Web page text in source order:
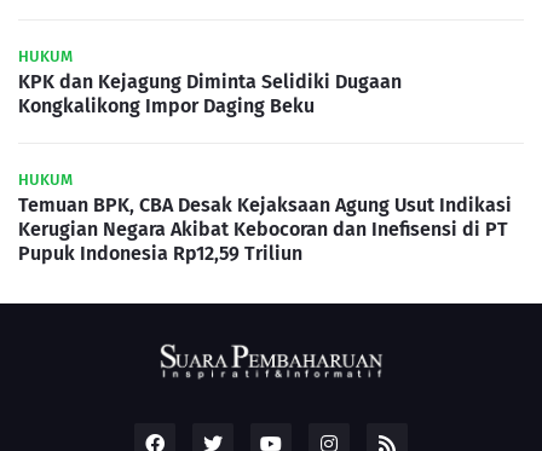
HUKUM
KPK dan Kejagung Diminta Selidiki Dugaan
Kongkalikong Impor Daging Beku
HUKUM
Temuan BPK, CBA Desak Kejaksaan Agung Usut Indikasi
Kerugian Negara Akibat Kebocoran dan Inefisensi di PT
Pupuk Indonesia Rp12,59 Triliun